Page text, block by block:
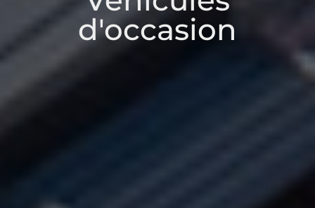
d'occasion